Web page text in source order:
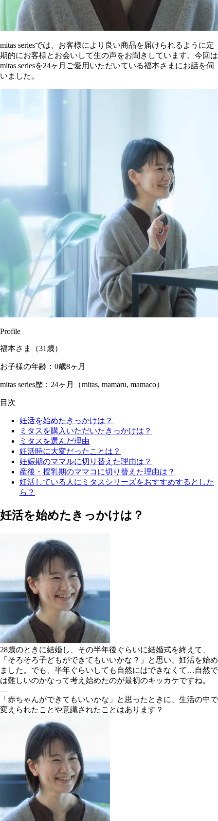
mitas seriesでは、お客様により良い商品を届けられるように定
期的にお客様とお会いして生の声をお聞きしています。今回は
mitas seriesを24ヶ月ご愛用いただいている福本さまにお話を伺
いました。
Profile
福本さま（31歳）
お子様の年齢：0歳8ヶ月
mitas series歴：24ヶ月（mitas, mamaru, mamaco）
目次
妊活を始めたきっかけは？
ミタスを購入いただいたきっかけは？
ミタスを選んだ理由
妊活時に大変だったことは？
妊娠期のママルに切り替えた理由は？
産後・授乳期のママコに切り替えた理由は？
妊活している人にミタスシリーズをおすすめするとした
ら？
妊活を始めたきっかけは？
28歳のときに結婚し、その半年後ぐらいに結婚式を終えて、
「そろそろ子どもができてもいいかな？」と思い、妊活を始め
ました。でも、半年ぐらいしても自然にはできなくて…自然で
は難しいのかなって考え始めたのが最初のキッカケですね。
―
「赤ちゃんができてもいいかな」と思ったときに、生活の中で
変えられたことや意識されたことはあります？